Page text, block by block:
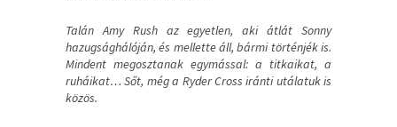
Talán Amy Rush az egyetlen, aki átlát Sonny
hazugsághálóján, és mellette áll, bármi történjék is.
Mindent megosztanak egymással: a titkaikat, a
ruháikat… Sőt, még a Ryder Cross iránti utálatuk is
közös.